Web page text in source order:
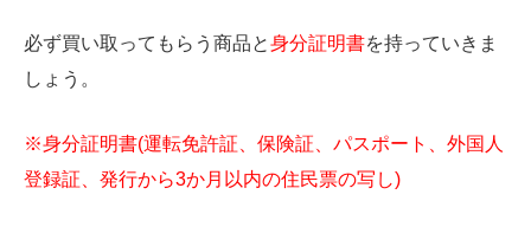
必ず買い取ってもらう商品と身分証明書を持っていきま
しょう。
※身分証明書(運転免許証、保険証、パスポート、外国人
登録証、発行から3か月以内の住民票の写し)